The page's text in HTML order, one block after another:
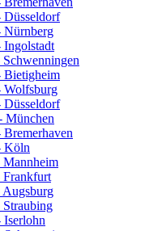
Düsseldorf
Nürnberg
Ingolstadt
Bietigheim
Wolfsburg
Düsseldorf
München
Köln
Mannheim
Frankfurt
Augsburg
Straubing
Iserlohn